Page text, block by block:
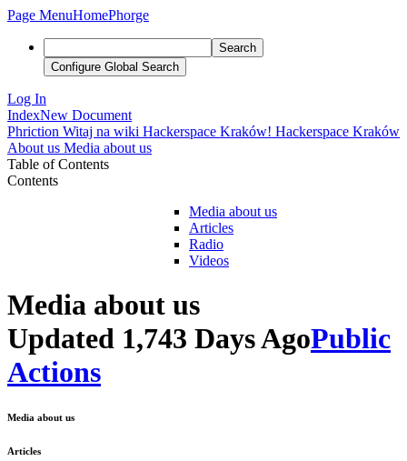
Page MenuHomePhorge
Search
Configure Global Search
Log In
IndexNew Document
Phriction Witaj na wiki Hackerspace Kraków! Hackerspace Kraków
About us Media about us
Table of Contents
Contents
Media about us
Articles
Radio
Videos
Media about us
Updated 1,743 Days AgoPublic
Actions
Media about us
Articles